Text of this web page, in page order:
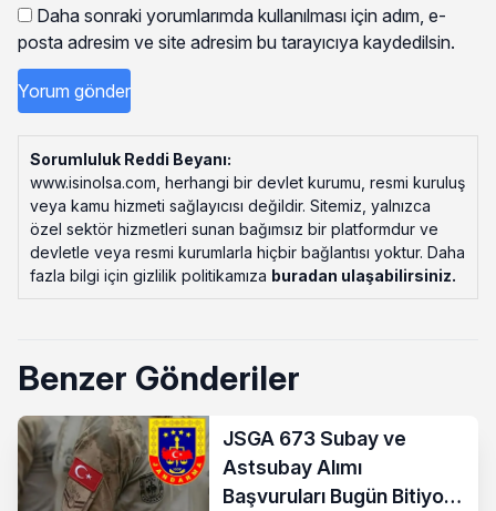
Daha sonraki yorumlarımda kullanılması için adım, e-
posta adresim ve site adresim bu tarayıcıya kaydedilsin.
Sorumluluk Reddi Beyanı:
www.isinolsa.com, herhangi bir devlet kurumu, resmi kuruluş
veya kamu hizmeti sağlayıcısı değildir. Sitemiz, yalnızca
özel sektör hizmetleri sunan bağımsız bir platformdur ve
devletle veya resmi kurumlarla hiçbir bağlantısı yoktur. Daha
fazla bilgi için gizlilik politikamıza buradan ulaşabilirsiniz.
Benzer Gönderiler
JSGA 673 Subay ve
Astsubay Alımı
Başvuruları Bugün Bitiyor!